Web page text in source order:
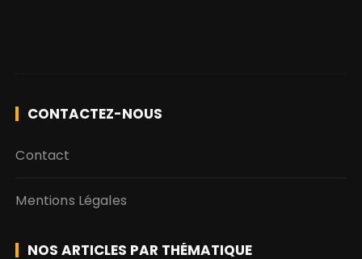
CONTACTEZ-NOUS
Contact
Mentions Légales
NOS ARTICLES PAR THÉMATIQUE